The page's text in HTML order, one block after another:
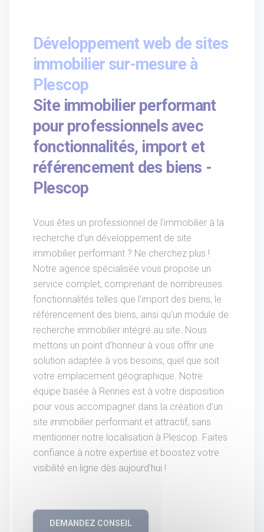
Développement web de sites
immobilier sur-mesure à
Plescop
Site immobilier performant
pour professionnels avec
fonctionnalités, import et
référencement des biens -
Plescop
Vous êtes un professionnel de l'immobilier à la
recherche d'un développement de site
immobilier performant ? Ne cherchez plus !
Notre agence spécialisée vous propose un
service complet, comprenant de nombreuses
fonctionnalités telles que l'import des biens, le
référencement des biens, ainsi qu'un module de
recherche immobilier intégré au site. Nous
mettons un point d'honneur à vous offrir une
solution adaptée à vos besoins, quel que soit
votre emplacement géographique. Notre
équipe basée à Rennes est à votre disposition
pour vous accompagner dans la création d'un
site immobilier performant et attractif, sans
mentionner notre localisation à Plescop. Faites
confiance à notre expertise et boostez votre
visibilité en ligne dès aujourd'hui !
DEMANDEZ CONSEIL